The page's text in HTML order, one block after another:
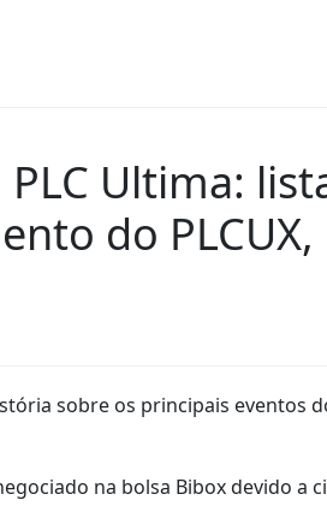
Ultima:
do
sobre os principais eventos
na bolsa Bibox devido a